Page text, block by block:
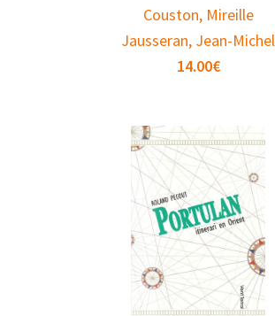
Couston, Mireille
Jausseran, Jean-Michel
14.00€